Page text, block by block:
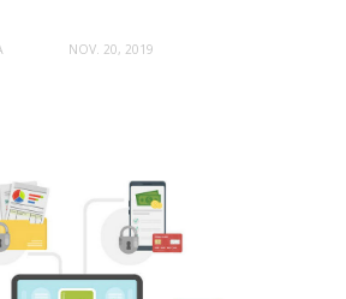
NOV. 20, 2019